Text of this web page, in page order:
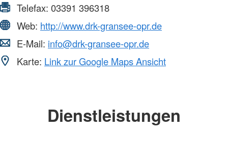
Telefax: 03391 396318
Web: http://www.drk-gransee-opr.de
E-Mail: info@drk-gransee-opr.de
Karte: Link zur Google Maps Ansicht
Dienstleistungen